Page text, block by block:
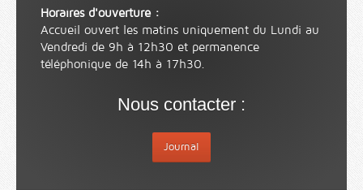
Horaires d'ouverture :
Accueil ouvert les matins uniquement du Lundi au
Vendredi de 9h à 12h30 et permanence
téléphonique de 14h à 17h30.
Nous contacter :
Journal